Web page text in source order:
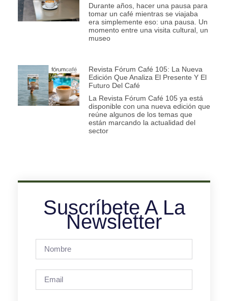
Durante años, hacer una pausa para
tomar un café mientras se viajaba
era simplemente eso: una pausa. Un
momento entre una visita cultural, un
museo
Revista Fórum Café 105: La Nueva
Edición Que Analiza El Presente Y El
Futuro Del Café
La Revista Fórum Café 105 ya está
disponible con una nueva edición que
reúne algunos de los temas que
están marcando la actualidad del
sector
Suscríbete A La
Newsletter